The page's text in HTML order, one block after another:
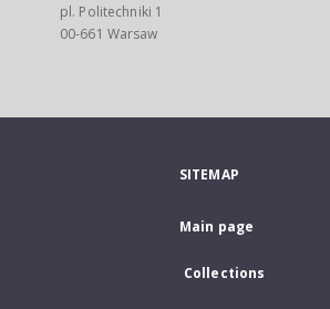
pl. Politechniki 1
00-661 Warsaw
SITEMAP
Main page
Collections